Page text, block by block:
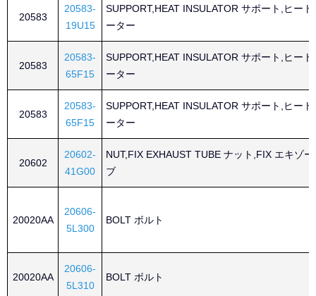
20583
20583-
19U15
SUPPORT,HEAT INSULATOR サポート,ヒー
ーター
20583
20583-
65F15
SUPPORT,HEAT INSULATOR サポート,ヒー
ーター
20583
20583-
65F15
SUPPORT,HEAT INSULATOR サポート,ヒー
ーター
20602
20602-
41G00
NUT,FIX EXHAUST TUBE ナット,FIX エキゾ
ブ
20020AA
20606-
5L300
BOLT ボルト
20020AA
20606-
5L310
BOLT ボルト